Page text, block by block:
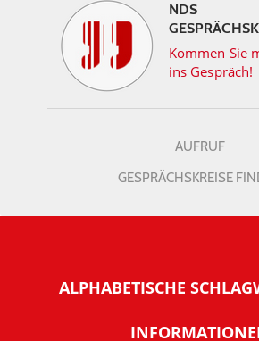
NDS
Kommen Sie
ins Gespräch!
AUFRUF
GESPRÄCHSKREISE
ALPHABETISCHE